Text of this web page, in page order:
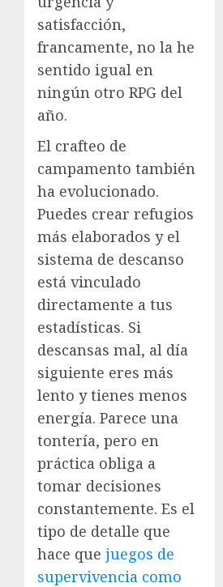
satisfacción,
francamente, no la he
sentido igual en
ningún otro RPG del
año.
El crafteo de
campamento también
ha evolucionado.
Puedes crear refugios
más elaborados y el
sistema de descanso
está vinculado
directamente a tus
estadísticas. Si
descansas mal, al día
siguiente eres más
lento y tienes menos
energía. Parece una
tontería, pero en
práctica obliga a
tomar decisiones
constantemente. Es el
tipo de detalle que
hace que juegos de
supervivencia como